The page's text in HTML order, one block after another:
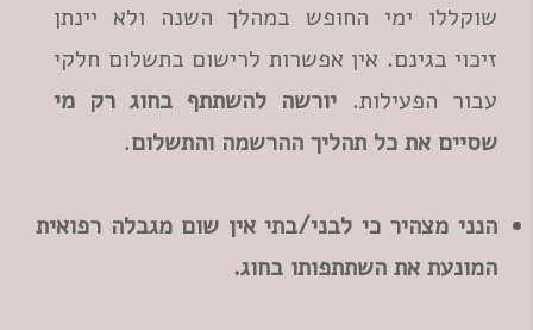
שוקללו ימי החופש במהלך השנה ולא יינתן
זיכוי בגינם. אין אפשרות לרישום בתשלום חלקי
עבור הפעילות. יורשה להשתתף בחוג רק מי
שסיים את כל תהליך ההרשמה והתשלום.
הנני מצהיר כי לבני/בתי אין שום מגבלה רפואית
המונעת את השתתפותו בחוג.